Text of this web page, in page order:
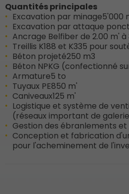
Quantités principales
Excavation par minage5'000
Excavation par attaque
Ancrage Belfiber de 2.00 m' à
Treillis K188 et K335 pour
Béton projeté250 m3
Béton NPKG (confectionné
Armature5 to
Tuyaux PE850 m'
Caniveaux125 m'
Logistique et système de
(réseaux important de
Gestion des ébranlements et
Conception et fabrication
pour l'acheminement de